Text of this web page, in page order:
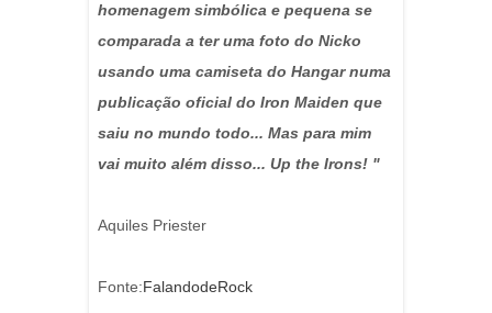
homenagem simbólica e pequena se
comparada a ter uma foto do Nicko
usando uma camiseta do Hangar numa
publicação oficial do Iron Maiden que
saiu no mundo todo... Mas para mim
vai muito além disso... Up the Irons! "
Aquiles Priester
Fonte:FalandodeRock